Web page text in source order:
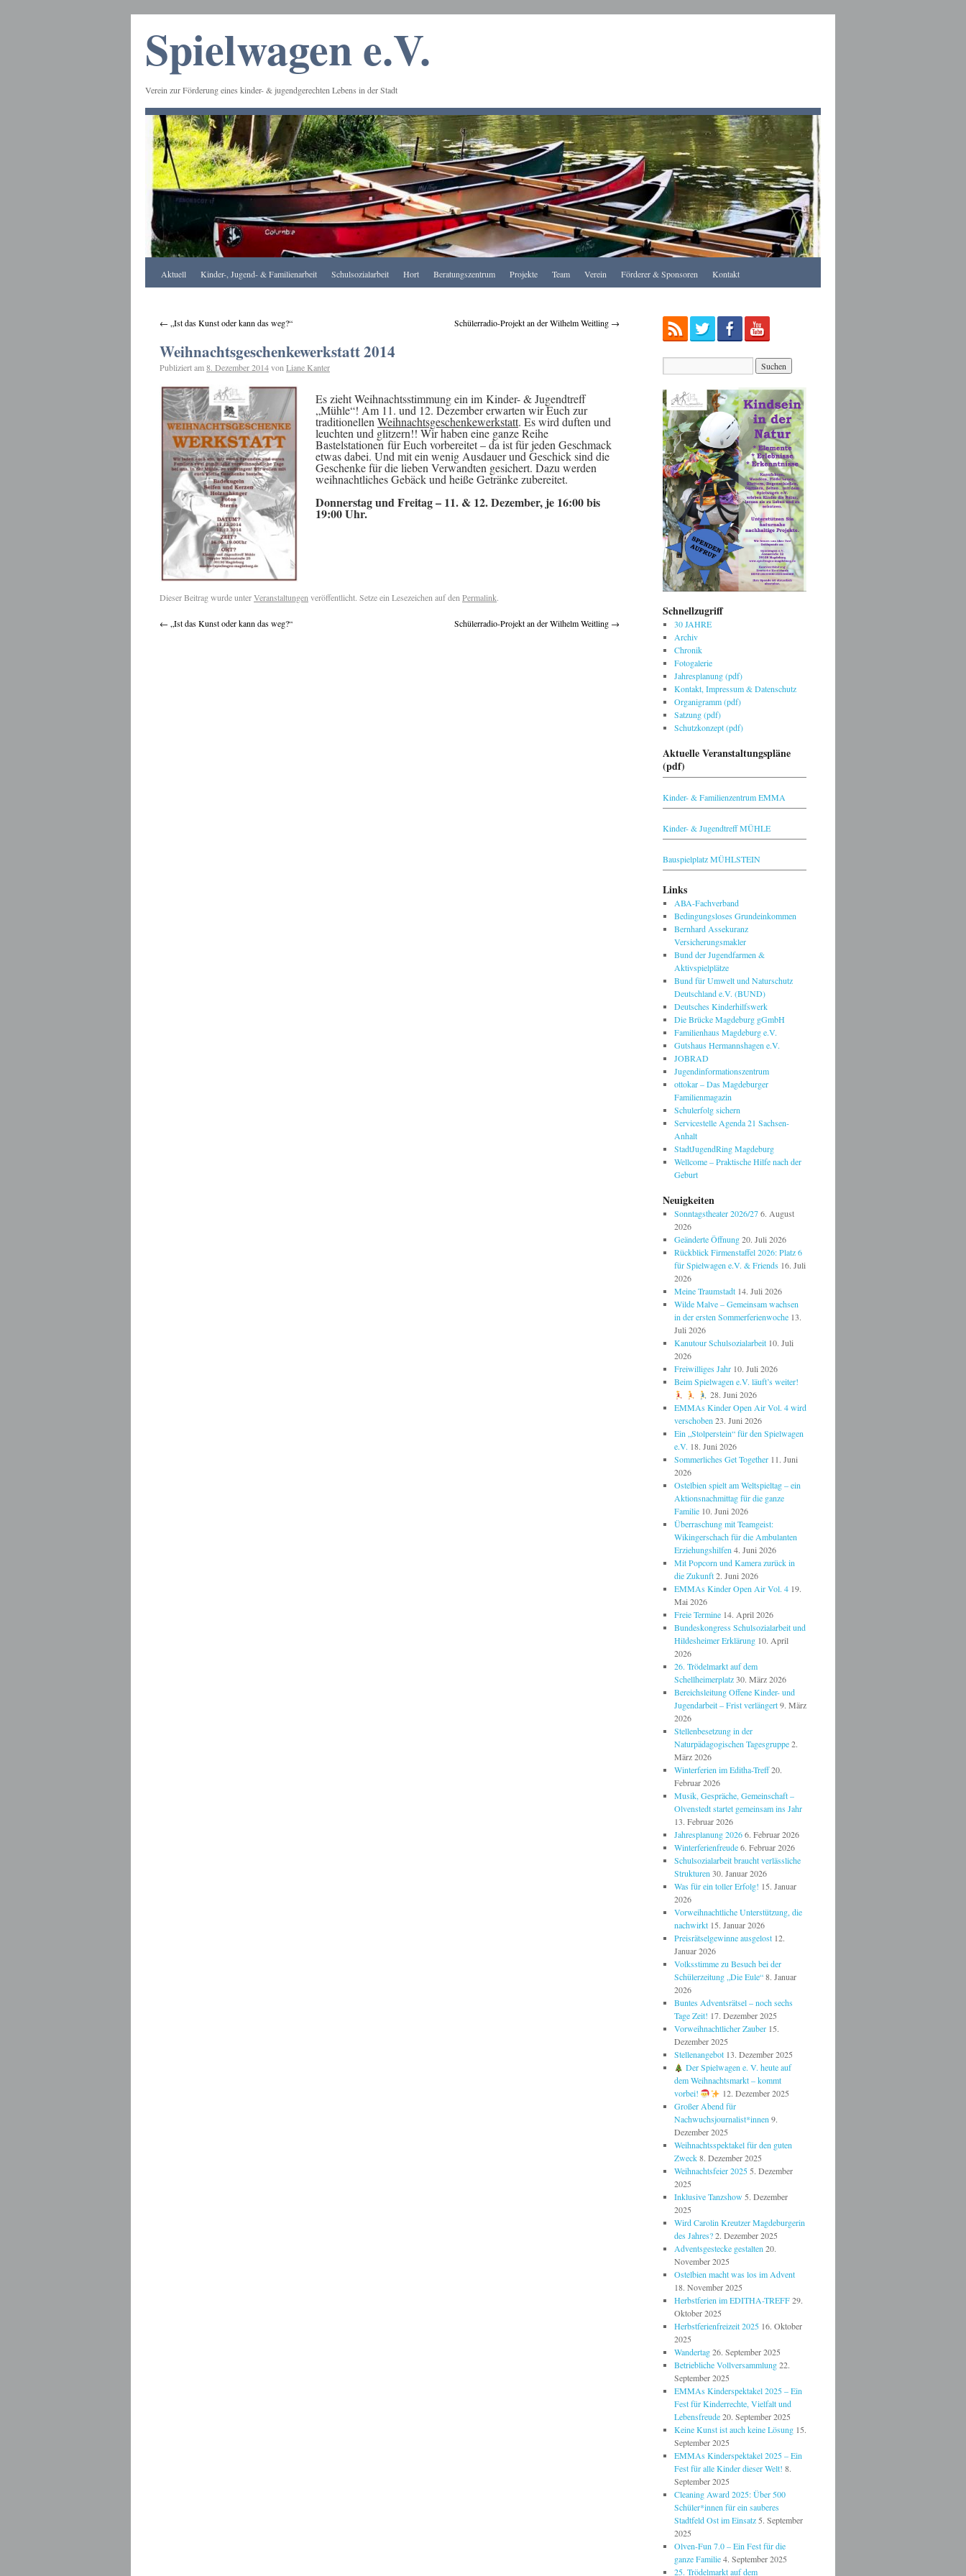
Spielwagen e.V.
Verein zur Förderung eines kinder- & jugendgerechten Lebens in der Stadt
Apotheke
Aktuell Kinder-, Jugend- & Familienarbeit Schulsozialarbeit Hort Beratungszentrum Projekte Team Verein Förderer & Sponsoren Kontakt
← „Ist das Kunst oder kann das weg?“ Schülerradio-Projekt an der Wilhelm Weitling →
Weihnachtsgeschenkewerkstatt 2014
Publiziert am8. Dezember 2014von Liane Kanter
Es zieht Weihnachtsstimmung ein im Kinder- & Jugendtreff
„Mühle“! Am 11. und 12. Dezember erwarten wir Euch zur
traditionellen Weihnachtsgeschenkewerkstatt. Es wird duften und
leuchten und glitzern!! Wir haben eine ganze Reihe
Bastelstationen für Euch vorbereitet – da ist für jeden Geschmack
etwas dabei. Und mit ein wenig Ausdauer und Geschick sind die
Geschenke für die lieben Verwandten gesichert. Dazu werden
weihnachtliches Gebäck und heiße Getränke zubereitet.
Donnerstag und Freitag – 11. & 12. Dezember, je 16:00 bis
19:00 Uhr.
Dieser Beitrag wurde unterVeranstaltungen veröffentlicht. Setze ein Lesezeichen auf den Permalink.
← „Ist das Kunst oder kann das weg?“ Schülerradio-Projekt an der Wilhelm Weitling →
Schnellzugriff
30 JAHRE
Archiv
Chronik
Fotogalerie
Jahresplanung (pdf)
Kontakt, Impressum & Datenschutz
Organigramm (pdf)
Satzung (pdf)
Schutzkonzept (pdf)
Aktuelle Veranstaltungspläne
(pdf)
Kinder- & Familienzentrum EMMA
Kinder- & Jugendtreff MÜHLE
Bauspielplatz MÜHLSTEIN
Links
ABA-Fachverband
Bedingungsloses Grundeinkommen
Bernhard Assekuranz
Versicherungsmakler
Bund der Jugendfarmen &
Aktivspielplätze
Bund für Umwelt und Naturschutz
Deutschland e.V. (BUND)
Deutsches Kinderhilfswerk
Die Brücke Magdeburg gGmbH
Familienhaus Magdeburg e.V.
Gutshaus Hermannshagen e.V.
JOBRAD
Jugendinformationszentrum
ottokar – Das Magdeburger
Familienmagazin
Schulerfolg sichern
Servicestelle Agenda 21 Sachsen-
Anhalt
StadtJugendRing Magdeburg
Wellcome – Praktische Hilfe nach der
Geburt
Neuigkeiten
Sonntagstheater 2026/27 6. August
2026
Geänderte Öffnung 20. Juli 2026
Rückblick Firmenstaffel 2026: Platz 6
für Spielwagen e.V. & Friends 16. Juli
2026
Meine Traumstadt 14. Juli 2026
Wilde Malve – Gemeinsam wachsen
in der ersten Sommerferienwoche 13.
Juli 2026
Kanutour Schulsozialarbeit 10. Juli
2026
Freiwilliges Jahr 10. Juli 2026
Beim Spielwagen e.V. läuft’s weiter!
28. Juni 2026
EMMAs Kinder Open Air Vol. 4 wird
verschoben 23. Juni 2026
Ein „Stolperstein“ für den Spielwagen
e.V. 18. Juni 2026
Sommerliches Get Together 11. Juni
2026
Ostelbien spielt am Weltspieltag – ein
Aktionsnachmittag für die ganze
Familie 10. Juni 2026
Überraschung mit Teamgeist:
Wikingerschach für die Ambulanten
Erziehungshilfen 4. Juni 2026
Mit Popcorn und Kamera zurück in
die Zukunft 2. Juni 2026
EMMAs Kinder Open Air Vol. 4 19.
Mai 2026
Freie Termine 14. April 2026
Bundeskongress Schulsozialarbeit und
Hildesheimer Erklärung 10. April
2026
26. Trödelmarkt auf dem
Schellheimerplatz 30. März 2026
Bereichsleitung Offene Kinder- und
Jugendarbeit – Frist verlängert 9. März
2026
Stellenbesetzung in der
Naturpädagogischen Tagesgruppe 2.
März 2026
Winterferien im Editha-Treff 20.
Februar 2026
Musik, Gespräche, Gemeinschaft –
Olvenstedt startet gemeinsam ins Jahr
13. Februar 2026
Jahresplanung 2026 6. Februar 2026
Winterferienfreude 6. Februar 2026
Schulsozialarbeit braucht verlässliche
Strukturen 30. Januar 2026
Was für ein toller Erfolg! 15. Januar
2026
Vorweihnachtliche Unterstützung, die
nachwirkt 15. Januar 2026
Preisrätselgewinne ausgelost 12.
Januar 2026
Volksstimme zu Besuch bei der
Schülerzeitung „Die Eule“ 8. Januar
2026
Buntes Adventsrätsel – noch sechs
Tage Zeit! 17. Dezember 2025
Vorweihnachtlicher Zauber 15.
Dezember 2025
Stellenangebot 13. Dezember 2025
Der Spielwagen e. V. heute auf
dem Weihnachtsmarkt – kommt
vorbei!
12. Dezember 2025
Großer Abend für
Nachwuchsjournalist*innen 9.
Dezember 2025
Weihnachtsspektakel für den guten
Zweck 8. Dezember 2025
Weihnachtsfeier 2025 5. Dezember
2025
Inklusive Tanzshow 5. Dezember
2025
Wird Carolin Kreutzer Magdeburgerin
des Jahres? 2. Dezember 2025
Adventsgestecke gestalten 20.
November 2025
Ostelbien macht was los im Advent
18. November 2025
Herbstferien im EDITHA-TREFF 29.
Oktober 2025
Herbstferienfreizeit 2025 16. Oktober
2025
Wandertag 26. September 2025
Betriebliche Vollversammlung 22.
September 2025
EMMAs Kinderspektakel 2025 – Ein
Fest für Kinderrechte, Vielfalt und
Lebensfreude 20. September 2025
Keine Kunst ist auch keine Lösung 15.
September 2025
EMMAs Kinderspektakel 2025 – Ein
Fest für alle Kinder dieser Welt! 8.
September 2025
Cleaning Award 2025: Über 500
Schüler*innen für ein sauberes
Stadtfeld Ost im Einsatz 5. September
2025
Olven-Fun 7.0 – Ein Fest für die
ganze Familie 4. September 2025
25. Trödelmarkt auf dem